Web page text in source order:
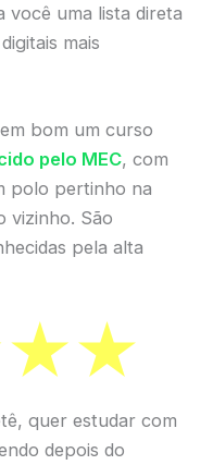
você uma lista direta
mais
bom um curso
pelo MEC, com
polo pertinho na
vizinho. São
pela alta
quer estudar com
depois do